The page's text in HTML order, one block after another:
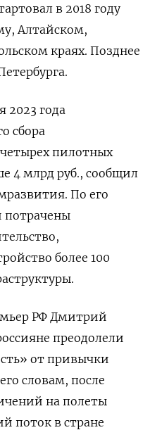
в 2018 году
Алтайском,
краях. Позднее
2023 года
сбора
пилотных
4 млрд руб., сообщил
По его
потрачены
более 100
РФ Дмитрий
преодолели
от привычки
словам, после
на полеты
поток в стране